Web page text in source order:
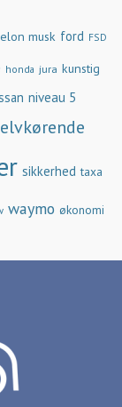
elon musk ford FSD
honda jura kunstig
niveau 5
sikkerhed taxa
waymo økonomi